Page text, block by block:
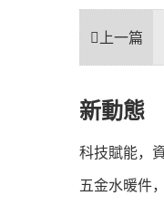
上一篇
新動態
五金水暖件